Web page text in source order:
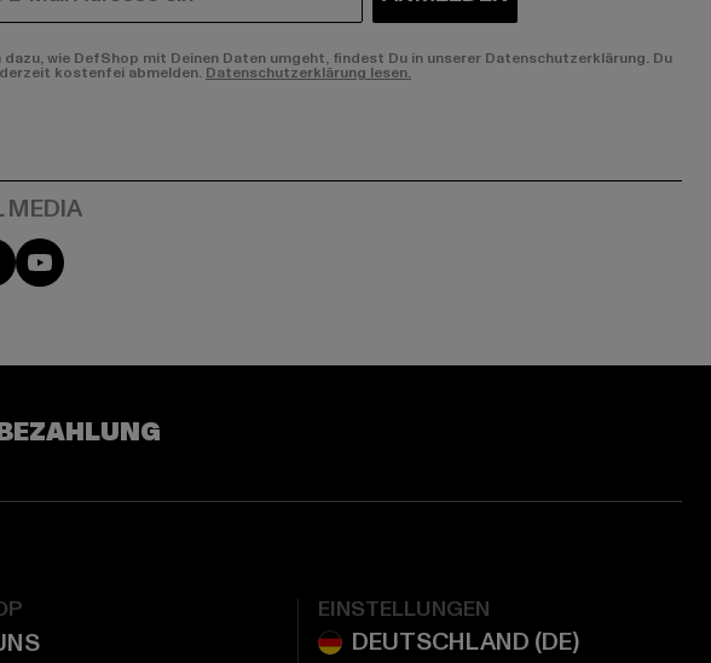
wie DefShop mit Deinen Daten umgeht, findest Du in unserer Datenschutzerklärung. Du
kostenfei abmelden. Datenschutzerklärung lesen.
FacebookYouTube
EINSTELLUNGEN